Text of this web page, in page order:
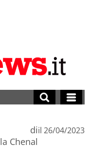
di
Chenal
il 26/04/2023